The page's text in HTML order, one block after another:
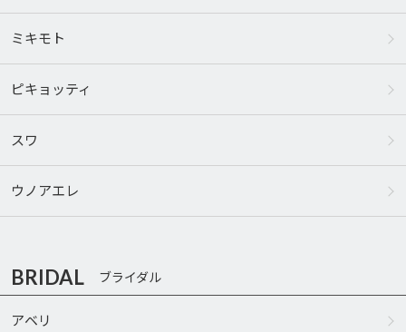
ミキモト
ピキョッティ
スワ
ウノアエレ
BRIDAL ブライダル
アベリ